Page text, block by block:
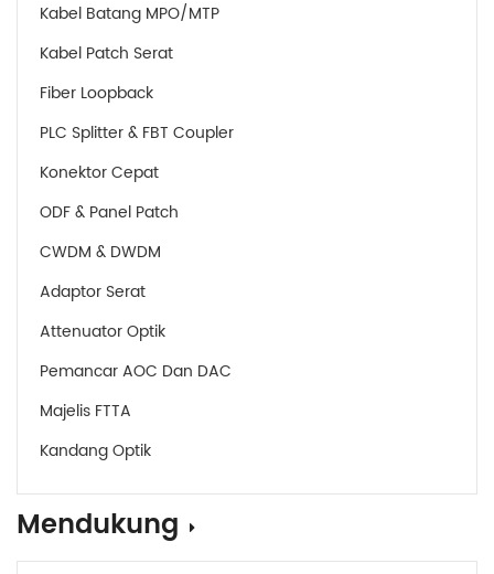
Kabel Batang MPO/MTP
Kabel Patch Serat
Fiber Loopback
PLC Splitter & FBT Coupler
Konektor Cepat
ODF & Panel Patch
CWDM & DWDM
Adaptor Serat
Attenuator Optik
Pemancar AOC Dan DAC
Majelis FTTA
Kandang Optik
Mendukung